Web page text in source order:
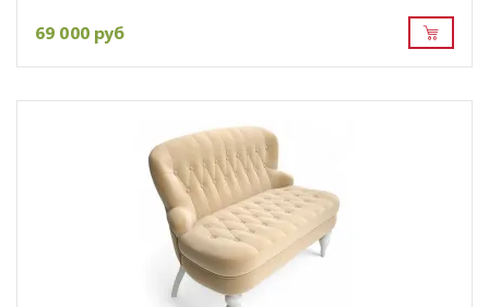
69 000 руб